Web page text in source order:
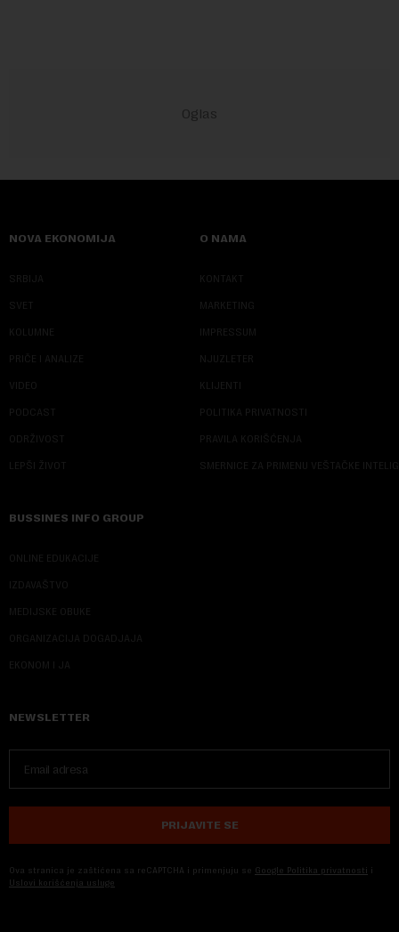
NOVA EKONOMIJA
SRBIJA
SVET
KOLUMNE
PRIČE I ANALIZE
VIDEO
PODCAST
ODRŽIVOST
LEPŠI ŽIVOT
O NAMA
KONTAKT
MARKETING
IMPRESSUM
NJUZLETER
KLIJENTI
POLITIKA PRIVATNOSTI
PRAVILA KORIŠĆENJA
SMERNICE ZA PRIMENU VEŠTAČKE
BUSSINES INFO GROUP
ONLINE EDUKACIJE
IZDAVAŠTVO
MEDIJSKE OBUKE
ORGANIZACIJA DOGADJAJA
EKONOM I JA
NEWSLETTER
PRIJAVITE SE
Ova stranica je zaštićena sa reCAPTCHA i primenjuju se Google Politika privatnosti i
Uslovi korišćenja usluge